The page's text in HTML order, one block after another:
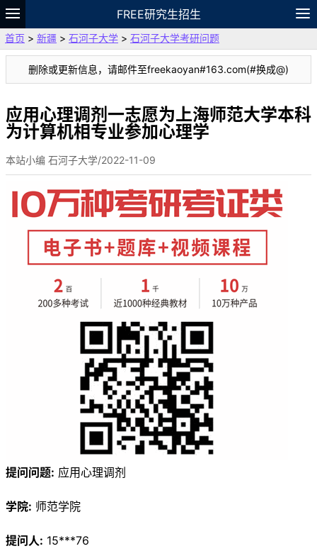
FREE研究生招生
题库
故事 专题 APP 笔记
VIP
资料
首页 > 新疆 > 石河子大学 > 石河子大学考研问题
删除或更新信息，请邮件至freekaoyan#163.com(#换成@)
应用心理调剂一志愿为上海师范大学本科
为计算机相专业参加心理学
本站小编 石河子大学/2022-11-09
提问问题: 应用心理调剂
学院: 师范学院
提问人: 15***76